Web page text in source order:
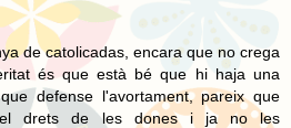
de catolicadas, encara que no crega
és que està bé que hi haja una
defense l'avortament, pareix que
drets de les dones i ja no les